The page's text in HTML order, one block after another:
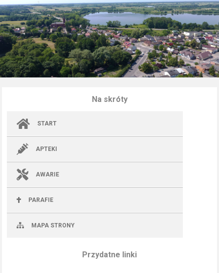
Na skróty
START
APTEKI
AWARIE
PARAFIE
MAPA STRONY
Przydatne linki